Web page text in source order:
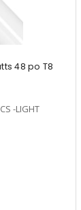
48 po T8
-LIGHT